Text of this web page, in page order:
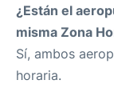
¿Están el
misma Zona
Sí, ambos
horaria.